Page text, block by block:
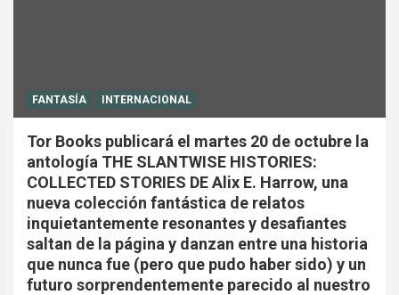
FANTASÍA INTERNACIONAL
Tor Books publicará el martes 20 de octubre la
antología THE SLANTWISE HISTORIES:
COLLECTED STORIES DE Alix E. Harrow, una
nueva colección fantástica de relatos
inquietantemente resonantes y desafiantes
saltan de la página y danzan entre una historia
que nunca fue (pero que pudo haber sido) y un
futuro sorprendentemente parecido al nuestro